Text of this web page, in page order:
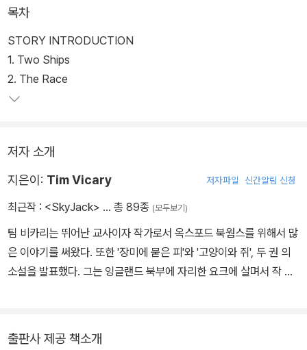
목차
STORY INTRODUCTION
1. Two Ships
2. The Race
저자 소개
지은이: Tim Vicary 저자파일 신간알림 신청
최근작 : <SkyJack> … 총 89종 (모두보기)
팀 비카리는 뛰어난 교사이자 작가로서 옥스포드 북웜스를 위해서 많
은 이야기를 써왔다. 또한 '장미에 묻은 피'와 '고양이와 쥐', 두 권 의
소설을 발표했다. 그는 잉글랜드 북부에 자리한 요크에 살며서 작 품
출판사 제공 책소개